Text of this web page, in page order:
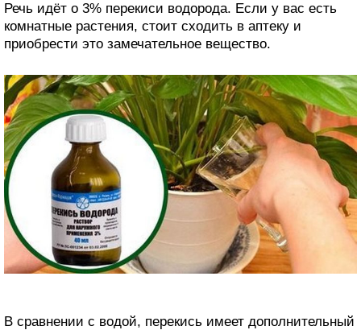
Речь идёт о 3% перекиси водорода. Если у вас есть
комнатные растения, стоит сходить в аптеку и
приобрести это замечательное вещество.
В сравнении с водой, перекись имеет дополнительный